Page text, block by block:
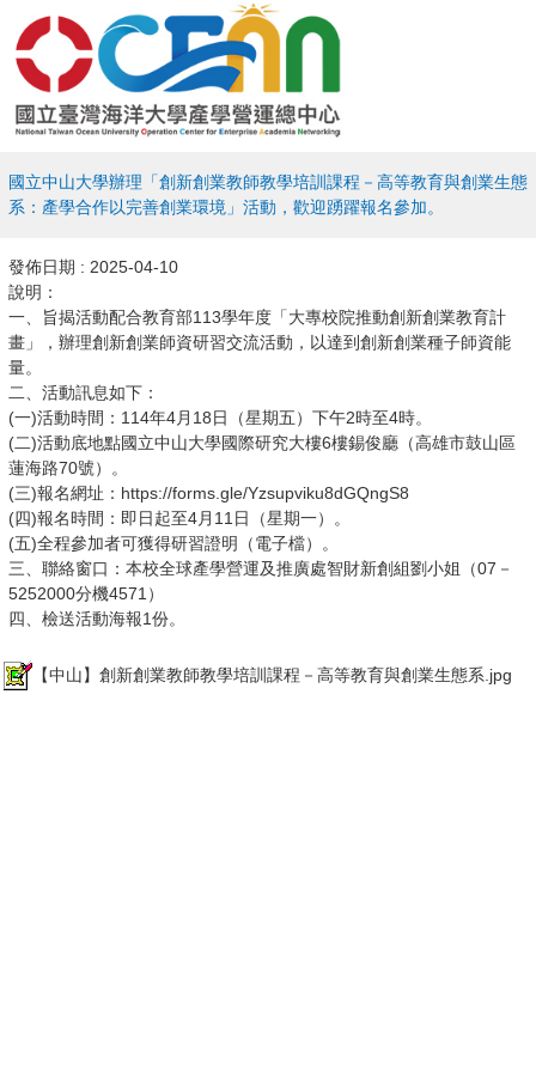
國立中山大學辦理「創新創業教師教學培訓課程－高等教育與創業生態
系：產學合作以完善創業環境」活動，歡迎踴躍報名參加。
發佈日期 : 2025-04-10
說明：​
一、旨揭活動配合教育部113學年度「大專校院推動創新創業教育計
畫」，辦理創新創業師資研習交流活動，以達到創新創業種子師資能
量。
二、活動訊息如下：
(一)活動時間：114年4月18日（星期五）下午2時至4時。
(二)活動底地點國立中山大學國際研究大樓6樓錫俊廳（高雄市鼓山區
蓮海路70號）。
(三)報名網址：https://forms.gle/Yzsupviku8dGQngS8
(四)報名時間：即日起至4月11日（星期一）。
(五)全程參加者可獲得研習證明（電子檔）。
三、聯絡窗口：本校全球產學營運及推廣處智財新創組劉小姐（07－
5252000分機4571）
四、檢送活動海報1份。
【中山】創新創業教師教學培訓課程－高等教育與創業生態系.jpg